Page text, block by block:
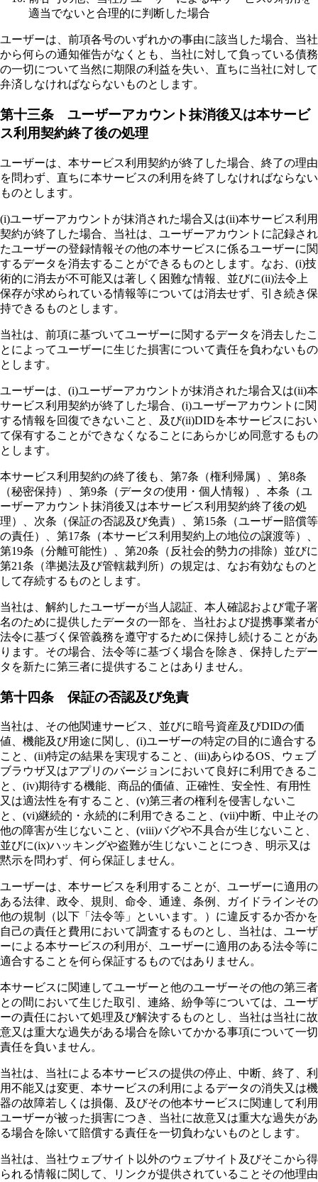
適当でないと合理的に判断した場合
ユーザーは、前項各号のいずれかの事由に該当した場合、当社
から何らの通知催告がなくとも、当社に対して負っている債務
の一切について当然に期限の利益を失い、直ちに当社に対して
弁済しなければならないものとします。
第十三条 ユーザーアカウント抹消後又は本サービ
ス利用契約終了後の処理
ユーザーは、本サービス利用契約が終了した場合、終了の理由
を問わず、直ちに本サービスの利用を終了しなければならない
ものとします。
(i)ユーザーアカウントが抹消された場合又は(ii)本サービス利用
契約が終了した場合、当社は、ユーザーアカウントに記録され
たユーザーの登録情報その他の本サービスに係るユーザーに関
するデータを消去することができるものとします。なお、(i)技
術的に消去が不可能又は著しく困難な情報、並びに(ii)法令上
保存が求められている情報等については消去せず、引き続き保
持できるものとします。
当社は、前項に基づいてユーザーに関するデータを消去したこ
とによってユーザーに生じた損害について責任を負わないもの
とします。
ユーザーは、(i)ユーザーアカウントが抹消された場合又は(ii)本
サービス利用契約が終了した場合、(i)ユーザーアカウントに関
する情報を回復できないこと、及び(ii)DIDを本サービスにおい
て保有することができなくなることにあらかじめ同意するもの
とします。
本サービス利用契約の終了後も、第7条（権利帰属）、第8条
（秘密保持）、第9条（データの使用・個人情報）、本条（ユ
ーザーアカウント抹消後又は本サービス利用契約終了後の処
理）、次条（保証の否認及び免責）、第15条（ユーザー賠償等
の責任）、第17条（本サービス利用契約上の地位の譲渡等）、
第19条（分離可能性）、第20条（反社会的勢力の排除）並びに
第21条（準拠法及び管轄裁判所）の規定は、なお有効なものと
して存続するものとします。
当社は、解約したユーザーが当人認証、本人確認および電子署
名のために提供したデータの一部を、当社および提携事業者が
法令に基づく保管義務を遵守するために保持し続けることがあ
ります。その場合、法令等に基づく場合を除き、保持したデー
タを新たに第三者に提供することはありません。
第十四条 保証の否認及び免責
当社は、その他関連サービス、並びに暗号資産及びDIDの価
値、機能及び用途に関し、(i)ユーザーの特定の目的に適合する
こと、(ii)特定の結果を実現すること、(iii)あらゆるOS、ウェブ
ブラウザ又はアプリのバージョンにおいて良好に利用できるこ
と、(iv)期待する機能、商品的価値、正確性、安全性、有用性
又は適法性を有すること、(v)第三者の権利を侵害しないこ
と、(vi)継続的・永続的に利用できること、(vii)中断、中止その
他の障害が生じないこと、(viii)バグや不具合が生じないこと、
並びに(ix)ハッキングや盗難が生じないことにつき、明示又は
黙示を問わず、何ら保証しません。
ユーザーは、本サービスを利用することが、ユーザーに適用の
ある法律、政令、規則、命令、通達、条例、ガイドラインその
他の規制（以下「法令等」といいます。）に違反するか否かを
自己の責任と費用において調査するものとし、当社は、ユーザ
ーによる本サービスの利用が、ユーザーに適用のある法令等に
適合することを何ら保証するものではありません。
本サービスに関連してユーザーと他のユーザーその他の第三者
との間において生じた取引、連絡、紛争等については、ユーザ
ーの責任において処理及び解決するものとし、当社は当社に故
意又は重大な過失がある場合を除いてかかる事項について一切
責任を負いません。
当社は、当社による本サービスの提供の停止、中断、終了、利
用不能又は変更、本サービスの利用によるデータの消失又は機
器の故障若しくは損傷、及びその他本サービスに関連して利用
ユーザーが被った損害につき、当社に故意又は重大な過失があ
る場合を除いて賠償する責任を一切負わないものとします。
当社は、当社ウェブサイト以外のウェブサイト及びそこから得
られる情報に関して、リンクが提供されていることその他理由